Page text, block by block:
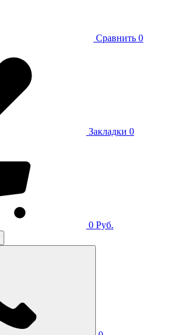
Сравнить 0
Закладки 0
0 Руб.